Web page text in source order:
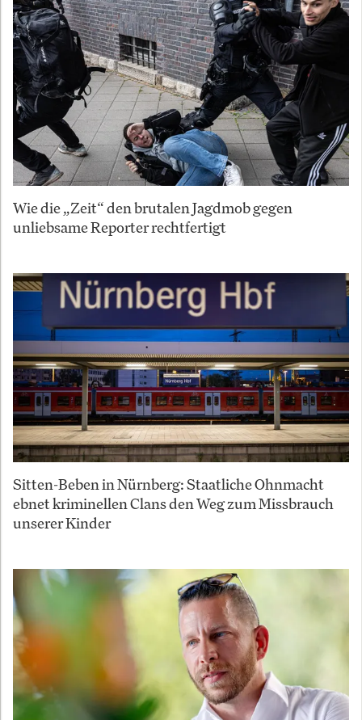
Wie die „Zeit“ den brutalen Jagdmob gegen
unliebsame Reporter rechtfertigt
Sitten-Beben in Nürnberg: Staatliche Ohnmacht
ebnet kriminellen Clans den Weg zum Missbrauch
unserer Kinder